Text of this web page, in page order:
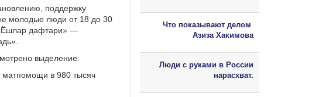
поддержку
молодые люди от 18 до 30
дафтари» —
выделение:
в 980 тысяч
Что показывают делом
Азиза Хакимова
Люди с руками в России
нарасхват.